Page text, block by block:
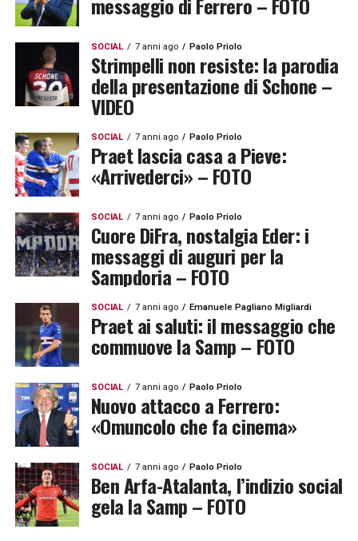
SOCIAL 7 anni ago Paolo Priolo
Strimpelli non resiste: la parodia
della presentazione di Schone –
VIDEO
SOCIAL 7 anni ago Paolo Priolo
Praet lascia casa a Pieve:
«Arrivederci» – FOTO
SOCIAL 7 anni ago Paolo Priolo
Cuore DiFra, nostalgia Eder: i
messaggi di auguri per la
Sampdoria – FOTO
SOCIAL 7 anni ago Emanuele Pagliano Migliardi
Praet ai saluti: il messaggio che
commuove la Samp – FOTO
SOCIAL 7 anni ago Paolo Priolo
Nuovo attacco a Ferrero:
«Omuncolo che fa cinema»
SOCIAL 7 anni ago Paolo Priolo
Ben Arfa-Atalanta, l’indizio social
gela la Samp – FOTO